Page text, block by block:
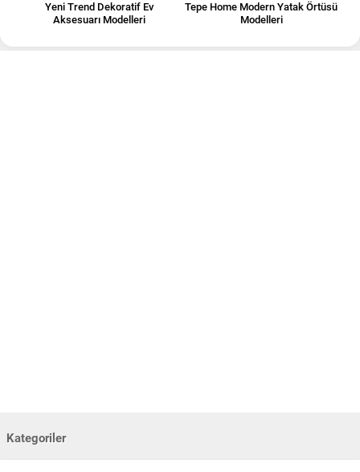
Yeni Trend Dekoratif Ev
Aksesuarı Modelleri
Tepe Home Modern Yatak Örtüsü
Modelleri
Kategoriler